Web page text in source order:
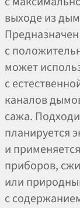
выходе из
с
может
с
каналов
сажа.
планируется
и
приборов,
или
с